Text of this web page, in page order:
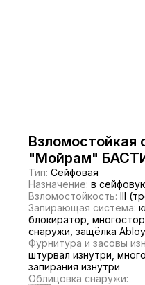
Взломостойкая
"Мойрам"
Тип: Сейфовая
Назначение: в
Взломостойкость: III
Запирающая система:
блокиратор,
снаружи, защёлка Abloy
Фурнитура и засовы
штурвал изнутри,
запирания изнутри
Облицовка снаружи: